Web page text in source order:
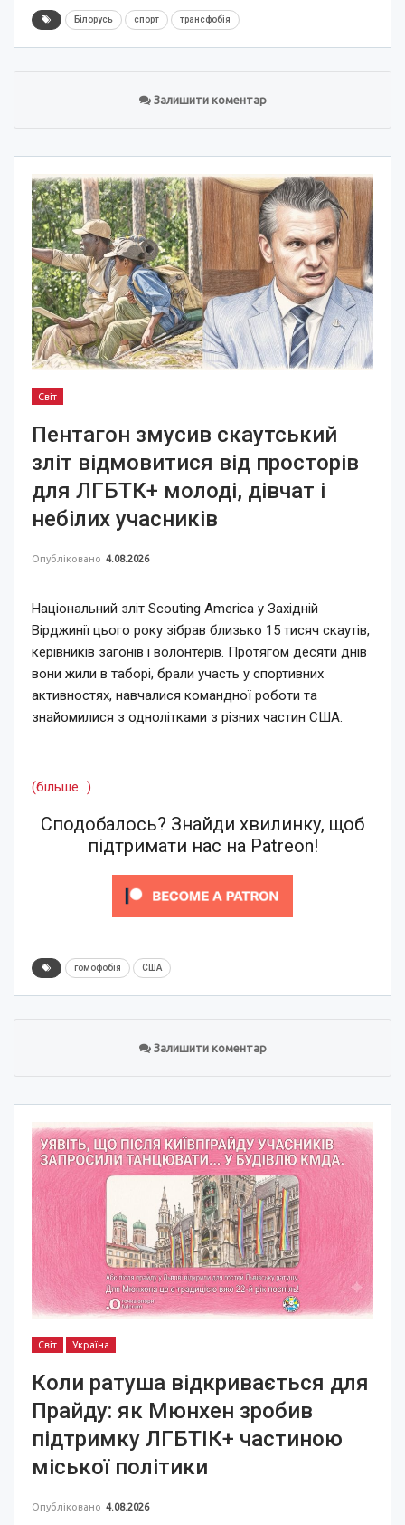
Білорусь спорт трансфобія
Залишити коментар
Світ
Пентагон змусив скаутський
зліт відмовитися від просторів
для ЛГБТК+ молоді, дівчат і
небілих учасників
Опубліковано 4.08.2026
Національний зліт Scouting America у Західній
Вірджинії цього року зібрав близько 15 тисяч скаутів,
керівників загонів і волонтерів. Протягом десяти днів
вони жили в таборі, брали участь у спортивних
активностях, навчалися командної роботи та
знайомилися з однолітками з різних частин США.
(більше…)
Сподобалось? Знайди хвилинку, щоб
підтримати нас на Patreon!
гомофобія США
Залишити коментар
Світ Україна
Коли ратуша відкривається для
Прайду: як Мюнхен зробив
підтримку ЛГБТІК+ частиною
міської політики
Опубліковано 4.08.2026